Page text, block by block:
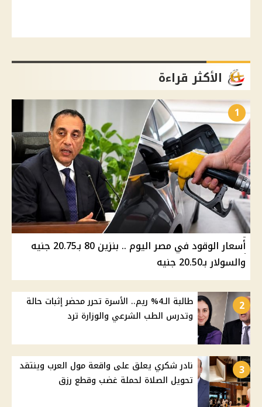
الأكثر قراءة
1
أسعار الوقود في مصر اليوم .. بنزين 80 بـ20.75 جنيه
والسولار بـ20.50 جنيه
2
طالبة الـ4% ريم.. الأسرة تحرر محضر إثبات حالة
وتدرس الطب الشرعي والوزارة ترد
3
نادر شكري يعلق على واقعة مول العرب وينتقد
تحويل الصلاة لحملة غضب وقطع رزق